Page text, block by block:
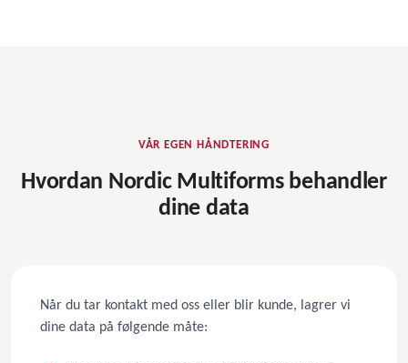
VÅR EGEN HÅNDTERING
Hvordan Nordic Multiforms behandler
dine data
Når du tar kontakt med oss eller blir kunde, lagrer vi
dine data på følgende måte: